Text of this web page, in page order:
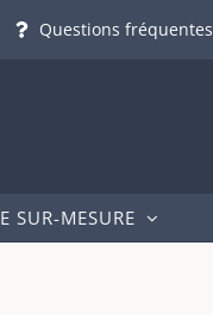
Questions fréquentes
SUR-MESURE